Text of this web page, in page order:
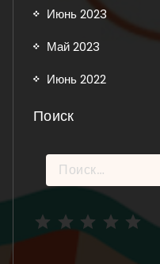
Июнь 2023
Май 2023
Июнь 2022
Поиск
Найти: